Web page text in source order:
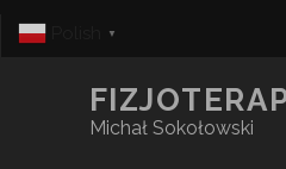
Michał Sokołowski
▼